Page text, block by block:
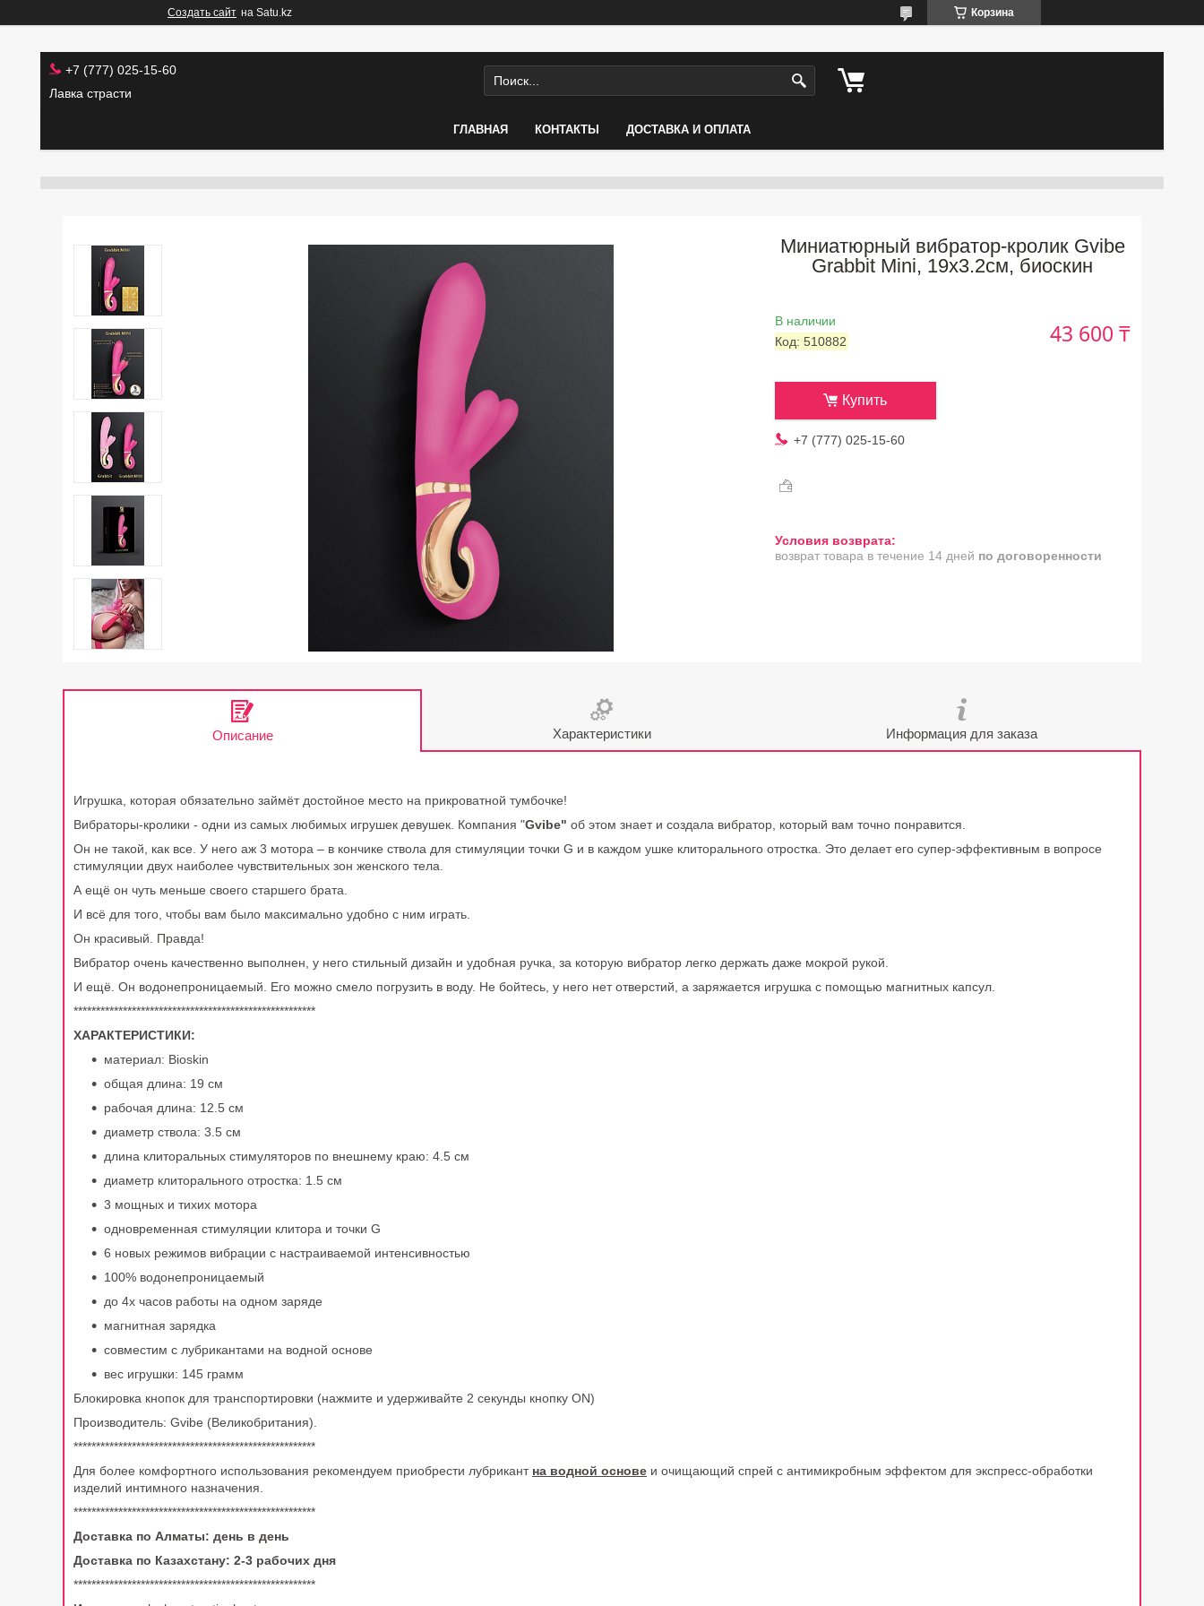
Создать сайт на Satu.kz Корзина
+7 (777) 025-15-60
Лавка страсти
ГЛАВНАЯ КОНТАКТЫ ДОСТАВКА И ОПЛАТА
Миниатюрный вибратор-кролик Gvibe
Grabbit Mini, 19х3.2см, биоскин
В наличии
Код: 510882 43 600 ₸
Купить
+7 (777) 025-15-60
возврат товара в течение 14 дней по договоренности
Описание Характеристики Информация для заказа
Игрушка, которая обязательно займёт достойное место на прикроватной тумбочке!
Вибраторы-кролики - одни из самых любимых игрушек девушек. Компания "Gvibe" об этом знает и создала вибратор, который вам точно понравится.
Он не такой, как все. У него аж 3 мотора – в кончике ствола для стимуляции точки G и в каждом ушке клиторального отростка. Это делает его супер-эффективным в вопросе
стимуляции двух наиболее чувствительных зон женского тела.
А ещё он чуть меньше своего старшего брата.
И всё для того, чтобы вам было максимально удобно с ним играть.
Он красивый. Правда!
Вибратор очень качественно выполнен, у него стильный дизайн и удобная ручка, за которую вибратор легко держать даже мокрой рукой.
И ещё. Он водонепроницаемый. Его можно смело погрузить в воду. Не бойтесь, у него нет отверстий, а заряжается игрушка с помощью магнитных капсул.
******************************************************
ХАРАКТЕРИСТИКИ:
материал: Bioskin
общая длина: 19 см
рабочая длина: 12.5 см
диаметр ствола: 3.5 см
длина клиторальных стимуляторов по внешнему краю: 4.5 см
диаметр клиторального отростка: 1.5 см
3 мощных и тихих мотора
одновременная стимуляции клитора и точки G
6 новых режимов вибрации с настраиваемой интенсивностью
100% водонепроницаемый
до 4х часов работы на одном заряде
магнитная зарядка
совместим с лубрикантами на водной основе
вес игрушки: 145 грамм
Блокировка кнопок для транспортировки (нажмите и удерживайте 2 секунды кнопку ON)
Производитель: Gvibe (Великобритания).
******************************************************
Для более комфортного использования рекомендуем приобрести лубрикант на водной основе и очищающий спрей с антимикробным эффектом для экспресс-обработки
изделий интимного назначения.
******************************************************
Доставка по Алматы: день в день
Доставка по Казахстану: 2-3 рабочих дня
******************************************************